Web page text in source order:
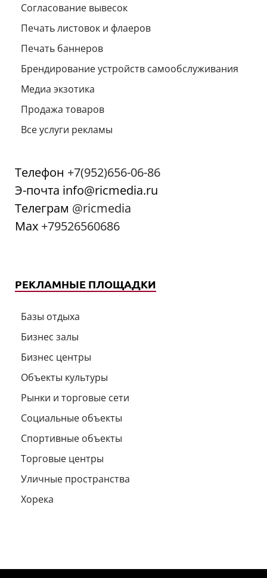
Согласование вывесок
Печать листовок и флаеров
Печать баннеров
Брендирование устройств самообслуживания
Медиа экзотика
Продажа товаров
Все услуги рекламы
Телефон +7(952)656-06-86
Э-почта info@ricmedia.ru
Телеграм @ricmedia
Мах +79526560686
РЕКЛАМНЫЕ ПЛОЩАДКИ
Базы отдыха
Бизнес залы
Бизнес центры
Объекты культуры
Рынки и торговые сети
Социальные объекты
Спортивные объекты
Торговые центры
Уличные пространства
Хорека